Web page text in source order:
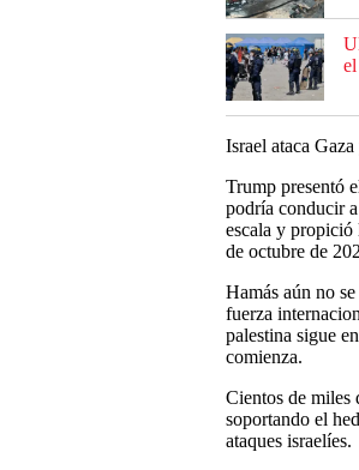
Israel ataca
Trump presentó
podría conducir
escala y propició
de octubre de
Hamás aún no
fuerza
palestina sigue
comienza.
Cientos de miles
soportando el
ataques israelíes.